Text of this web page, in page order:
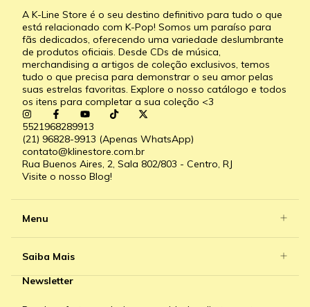
A K-Line Store é o seu destino definitivo para tudo o que
está relacionado com K-Pop! Somos um paraíso para
fãs dedicados, oferecendo uma variedade deslumbrante
de produtos oficiais. Desde CDs de música,
merchandising a artigos de coleção exclusivos, temos
tudo o que precisa para demonstrar o seu amor pelas
suas estrelas favoritas. Explore o nosso catálogo e todos
os itens para completar a sua coleção <3
5521968289913
(21) 96828-9913 (Apenas WhatsApp)
contato@klinestore.com.br
Rua Buenos Aires, 2, Sala 802/803 - Centro, RJ
Visite o nosso Blog!
Menu
Saiba Mais
Newsletter